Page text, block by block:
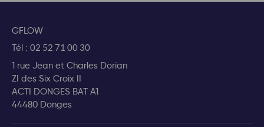
GFLOW
Tél : 02 52 71 00 30
1 rue Jean et Charles Dorian
ZI des Six Croix II
ACTI DONGES BAT A1
44480 Donges